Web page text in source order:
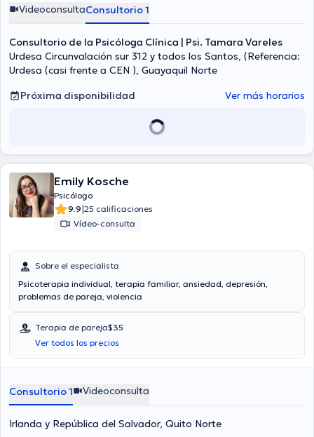
VideoconsultaConsultorio 1
Consultorio de la Psicóloga Clínica | Psi. Tamara Vareles
Urdesa Circunvalación sur 312 y todos los Santos, (Referencia:
Urdesa (casi frente a CEN ), Guayaquil Norte
Próxima disponibilidad
Ver más horarios
Emily Kosche
Psicólogo
9.9|25 calificaciones
Vídeo-consulta
Sobre el especialista
Psicoterapia individual, terapia familiar, ansiedad, depresión,
problemas de pareja, violencia
Terapia de pareja$35
Ver todos los precios
Consultorio 1 Videoconsulta
Irlanda y República del Salvador, Quito Norte